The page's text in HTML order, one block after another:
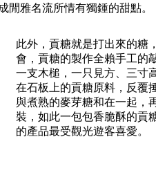
閒雅名流所情有獨鍾的甜點。
此外，貢糖就是打出來的糖
會，貢糖的製作全賴手工的
一支木槌，一只見方、三寸
在石板上的貢糖原料，反覆
與煮熟的麥芽糖和在一起，
裝，如此一包包香脆酥的貢
的產品最受觀光遊客喜愛。